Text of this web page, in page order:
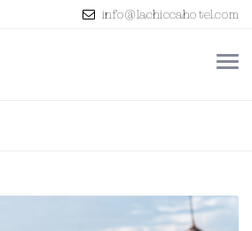
info@lachiccahotel.com